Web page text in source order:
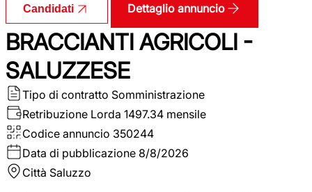
Candidati Dettaglio annuncio
BRACCIANTI AGRICOLI -
SALUZZESE
Tipo di contratto Somministrazione
Retribuzione Lorda 1497.34 mensile
Codice annuncio 350244
Data di pubblicazione 8/8/2026
Città Saluzzo